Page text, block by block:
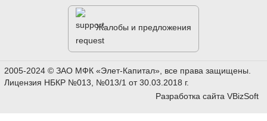
Жалобы и предложения
2005-2024 © ЗАО МФК «Элет-Капитал», все права защищены.
Лицензия НБКР №013, №013/1 от 30.03.2018 г.
Разработка сайта VBizSoft